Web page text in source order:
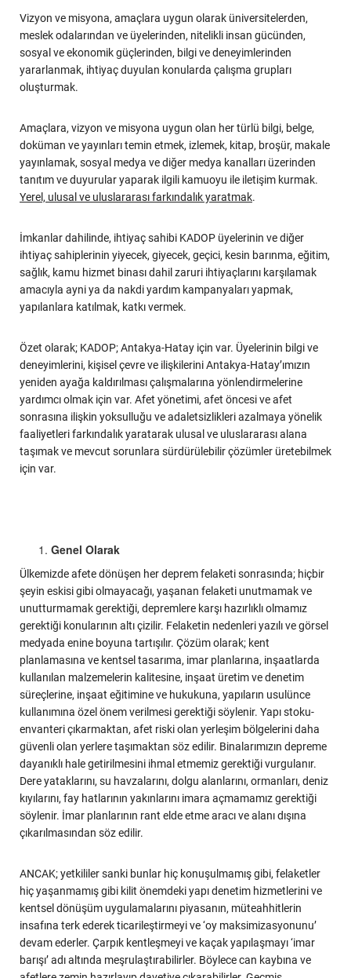
Vizyon ve misyona, amaçlara uygun olarak üniversitelerden,
meslek odalarından ve üyelerinden, nitelikli insan gücünden,
sosyal ve ekonomik güçlerinden, bilgi ve deneyimlerinden
yararlanmak, ihtiyaç duyulan konularda çalışma grupları
oluşturmak.
Amaçlara, vizyon ve misyona uygun olan her türlü bilgi, belge,
doküman ve yayınları temin etmek, izlemek, kitap, broşür, makale
yayınlamak, sosyal medya ve diğer medya kanalları üzerinden
tanıtım ve duyurular yaparak ilgili kamuoyu ile iletişim kurmak.
Yerel, ulusal ve uluslararası farkındalık yaratmak.
İmkanlar dahilinde, ihtiyaç sahibi KADOP üyelerinin ve diğer
ihtiyaç sahiplerinin yiyecek, giyecek, geçici, kesin barınma, eğitim,
sağlık, kamu hizmet binası dahil zaruri ihtiyaçlarını karşılamak
amacıyla ayni ya da nakdi yardım kampanyaları yapmak,
yapılanlara katılmak, katkı vermek.
Özet olarak; KADOP; Antakya-Hatay için var. Üyelerinin bilgi ve
deneyimlerini, kişisel çevre ve ilişkilerini Antakya-Hatay’ımızın
yeniden ayağa kaldırılması çalışmalarına yönlendirmelerine
yardımcı olmak için var. Afet yönetimi, afet öncesi ve afet
sonrasına ilişkin yoksulluğu ve adaletsizlikleri azalmaya yönelik
faaliyetleri farkındalık yaratarak ulusal ve uluslararası alana
taşımak ve mevcut sorunlara sürdürülebilir çözümler üretebilmek
için var.
Genel Olarak
Ülkemizde afete dönüşen her deprem felaketi sonrasında; hiçbir
şeyin eskisi gibi olmayacağı, yaşanan felaketi unutmamak ve
unutturmamak gerektiği, depremlere karşı hazırlıklı olmamız
gerektiği konularının altı çizilir. Felaketin nedenleri yazılı ve görsel
medyada enine boyuna tartışılır. Çözüm olarak; kent
planlamasına ve kentsel tasarıma, imar planlarına, inşaatlarda
kullanılan malzemelerin kalitesine, inşaat üretim ve denetim
süreçlerine, inşaat eğitimine ve hukukuna, yapıların usulünce
kullanımına özel önem verilmesi gerektiği söylenir. Yapı stoku-
envanteri çıkarmaktan, afet riski olan yerleşim bölgelerini daha
güvenli olan yerlere taşımaktan söz edilir. Binalarımızın depreme
dayanıklı hale getirilmesini ihmal etmemiz gerektiği vurgulanır.
Dere yataklarını, su havzalarını, dolgu alanlarını, ormanları, deniz
kıyılarını, fay hatlarının yakınlarını imara açmamamız gerektiği
söylenir. İmar planlarının rant elde etme aracı ve alanı dışına
çıkarılmasından söz edilir.
ANCAK; yetkililer sanki bunlar hiç konuşulmamış gibi, felaketler
hiç yaşanmamış gibi kilit önemdeki yapı denetim hizmetlerini ve
kentsel dönüşüm uygulamalarını piyasanın, müteahhitlerin
insafına terk ederek ticarileştirmeyi ve ‘oy maksimizasyonunu’
devam ederler. Çarpık kentleşmeyi ve kaçak yapılaşmayı ‘imar
barışı’ adı altında meşrulaştırabilirler. Böylece can kaybına ve